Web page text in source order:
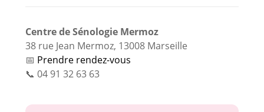
Centre de Sénologie Mermoz
38 rue Jean Mermoz, 13008 Marseille
📅 Prendre rendez-vous
📞 04 91 32 63 63